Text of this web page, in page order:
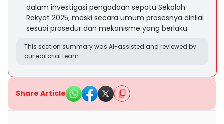
dalam investigasi pengadaan sepatu Sekolah
Rakyat 2025, meski secara umum prosesnya dinilai
sesuai prosedur dan mekanisme yang berlaku.
This section summary was AI-assisted and reviewed by
our editorial team.
Share Article